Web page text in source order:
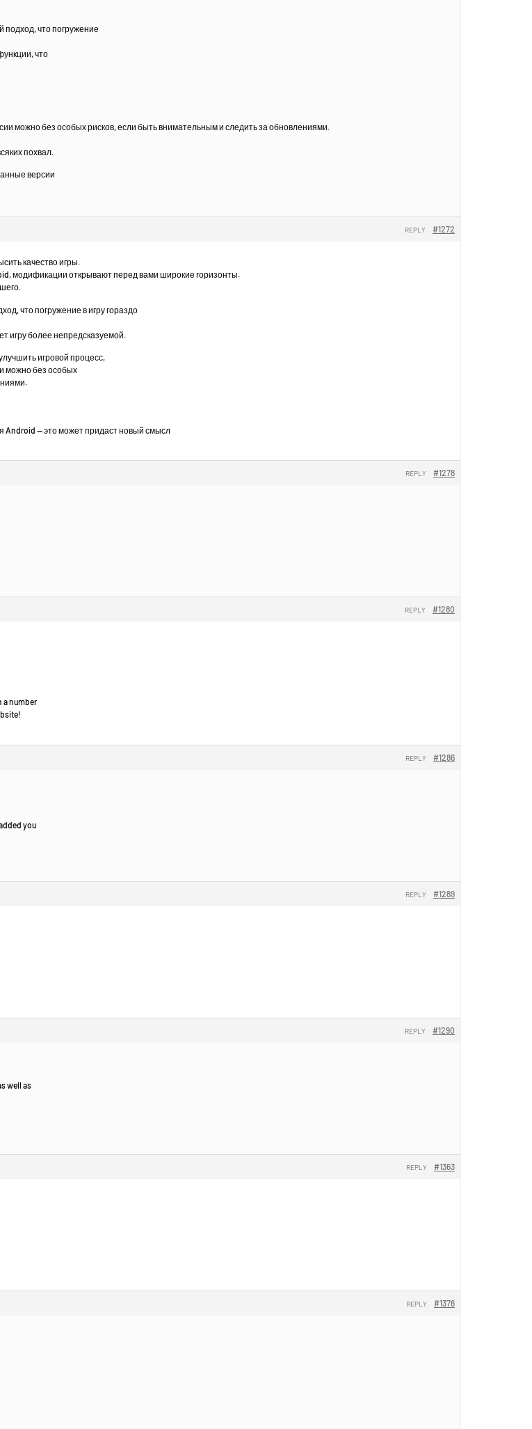
что погружение
что
можно без особых рисков, если быть внимательным и следить за обновлениями.
похвал.
версии
#1272
REPLY
качество игры.
модификации открывают перед вами широкие горизонты.
что погружение в игру гораздо
игру более непредсказуемой.
игровой процесс,
можно без особых
— это может придаст новый смысл
#1278
REPLY
#1280
REPLY
a number
#1286
REPLY
you
#1289
REPLY
#1290
REPLY
well as
#1363
REPLY
#1376
REPLY